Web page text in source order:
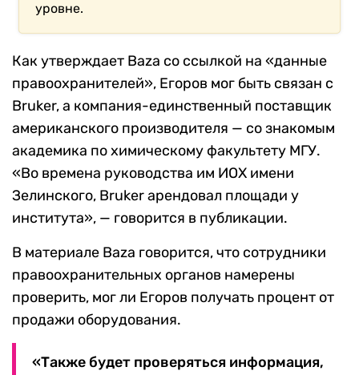
уровне.
Как утверждает Baza со ссылкой на «данные
правоохранителей», Егоров мог быть связан с
Bruker, а компания-единственный поставщик
американского производителя — со знакомым
академика по химическому факультету МГУ.
«Во времена руководства им ИОХ имени
Зелинского, Bruker арендовал площади у
института», — говорится в публикации.
В материале Baza говорится, что сотрудники
правоохранительных органов намерены
проверить, мог ли Егоров получать процент от
продажи оборудования.
«Также будет проверяться информация,